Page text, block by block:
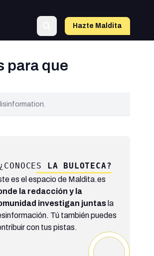
Hazte Maldita
para que
¿CONOCES LA BULOTECA?
es el espacio de Maldita.es
la redacción y la
investigan juntasla
Tú también puedes
con tus pistas.